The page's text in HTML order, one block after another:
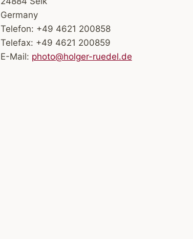
Germany
Telefon: +49 4621 200858
Telefax: +49 4621 200859
E-Mail: photo@holger-ruedel.de